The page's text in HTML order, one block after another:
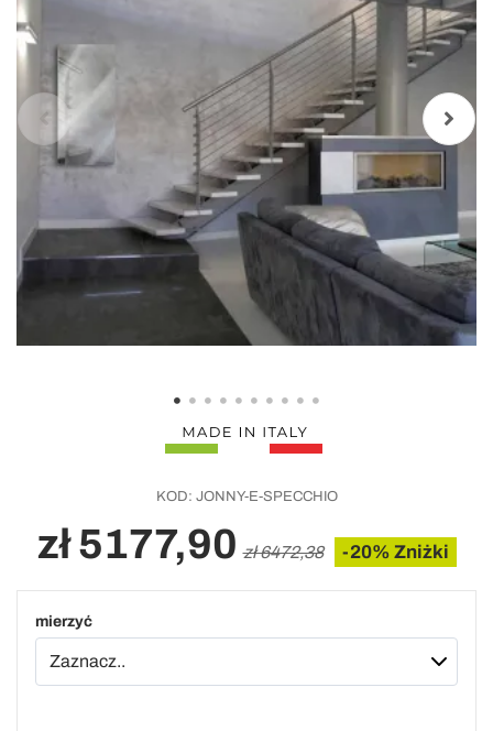
KOD: JONNY-E-SPECCHIO
zł 5177,90 zł 6472,38 -20% Zniżki
mierzyć